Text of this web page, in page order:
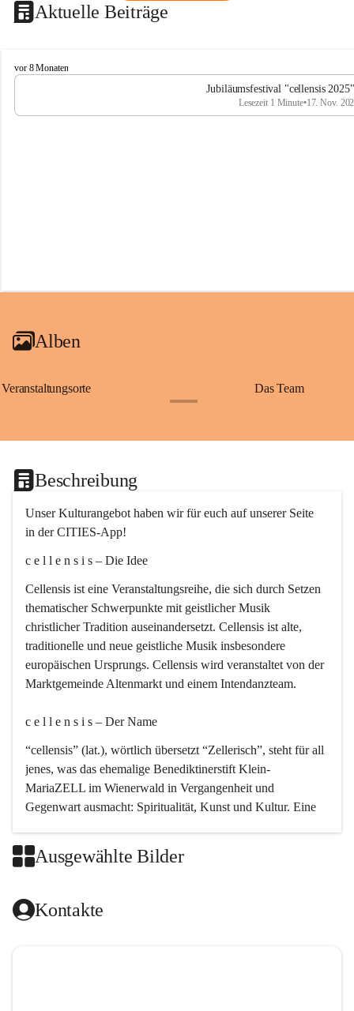
Aktuelle Beiträge
C
e
l
vor 8 Monaten
Jubiläumsfestival "cellensis
Lesezeit 1 Minute•17. Nov.
Alben
Veranstaltungsorte Das Team
Beschreibung
Unser Kulturangebot haben wir für euch auf unserer Seite
in der CITIES-App!
c e l l e n s i s – Die Idee
Cellensis ist eine Veranstaltungsreihe, die sich durch Setzen
thematischer Schwerpunkte mit geistlicher Musik
christlicher Tradition auseinandersetzt. Cellensis ist alte,
traditionelle und neue geistliche Musik insbesondere
europäischen Ursprungs. Cellensis wird veranstaltet von der
Marktgemeinde Altenmarkt und einem Intendanzteam.
c e l l e n s i s – Der Name
“cellensis” (lat.), wörtlich übersetzt “Zellerisch”, steht für all
jenes, was das ehemalige Benediktinerstift Klein-
MariaZELL im Wienerwald in Vergangenheit und
Gegenwart ausmacht: Spiritualität, Kunst und Kultur. Eine
Kirchenmusik, dem kunstvollen Lob Gottes.
Das kirchenmusikalische Festival Cellensis wird seit dem
Ausgewählte Bilder
Kontakte